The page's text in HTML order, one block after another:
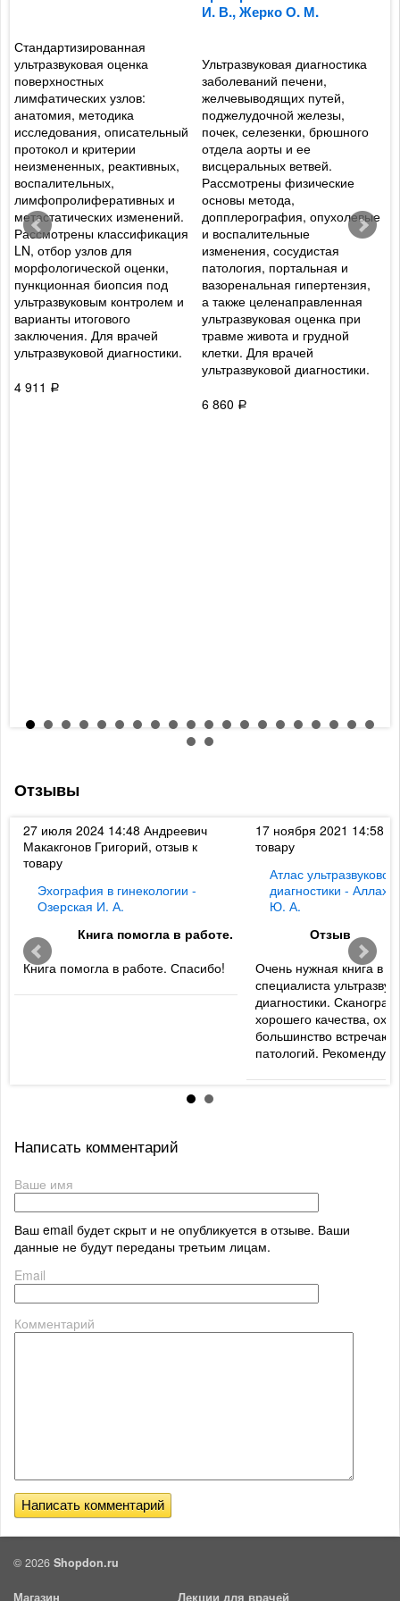
Стандартизированная
ультразвуковая оценка
поверхностных
лимфатических узлов:
анатомия, методика
исследования, описательный
протокол и критерии
неизмененных, реактивных,
воспалительных,
лимфопролиферативных и
метастатических изменений.
Рассмотрены классификация
LN, отбор узлов для
морфологической оценки,
пункционная биопсия под
ультразвуковым контролем и
варианты итогового
заключения. Для врачей
ультразвуковой диагностики.
4 911
Р
И. В., Жерко О. М.
Ультразвуковая диагностика
заболеваний печени,
желчевыводящих путей,
поджелудочной железы,
почек, селезенки, брюшного
отдела аорты и ее
висцеральных ветвей.
Рассмотрены физические
основы метода,
допплерография, опухолевые
и воспалительные
изменения, сосудистая
патология, портальная и
вазоренальная гипертензия,
а также целенаправленная
ультразвуковая оценка при
травме живота и грудной
клетки. Для врачей
ультразвуковой диагностики.
6 860 Р
Отзывы
27 июля 2024 14:48 Андреевич
Макакгонов Григорий, отзыв к
товару
Эхография в гинекологии -
Озерская И. А.
Книга помогла в работе.
Книга помогла в работе. Спасибо!
17 ноября 2021 14:58
товару
Атлас ультразвуковой
диагностики -
Ю. А.
Отзыв
Очень нужная книга в
специалиста
диагностики.
хорошего качества,
большинство
патологий. Рекомендую
Написать комментарий
Ваше имя
Ваш email будет скрыт и не опубликуется в отзыве. Ваши
данные не будут переданы третьим лицам.
Email
Комментарий
© 2026 Shopdon.ru
Магазин Лекции для врачей